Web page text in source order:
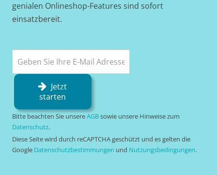
genialen Onlineshop-Features sind sofort
einsatzbereit.
Jetzt
starten
Bitte beachten Sie unsereAGBsowie unsere Hinweise zum
Datenschutz.
Diese Seite wird durch reCAPTCHA geschützt und es gelten die
Google Datenschutzbestimmungen und Nutzungsbedingungen.